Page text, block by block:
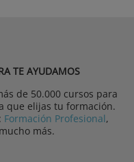
TE AYUDAMOS
de 50.000 cursos para
que elijas tu formación.
Formación Profesional,
más.